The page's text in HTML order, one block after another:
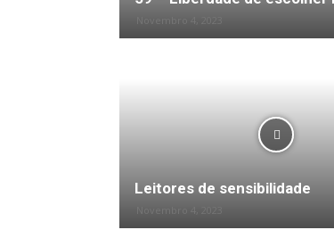
Leitores de sensibilidade